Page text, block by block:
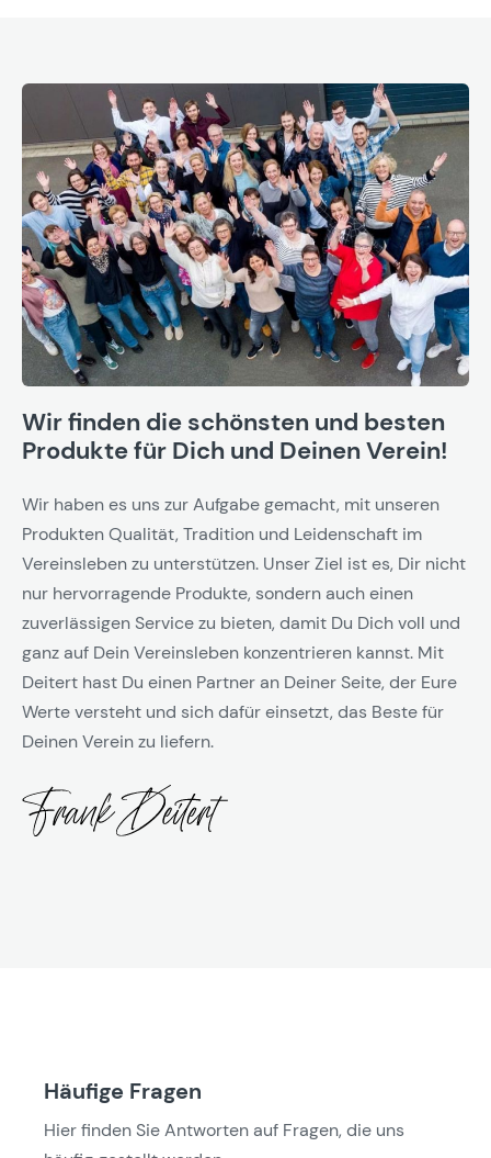
Wir finden die schönsten und besten
Produkte für Dich und Deinen Verein!
Wir haben es uns zur Aufgabe gemacht, mit unseren
Produkten Qualität, Tradition und Leidenschaft im
Vereinsleben zu unterstützen. Unser Ziel ist es, Dir nicht
nur hervorragende Produkte, sondern auch einen
zuverlässigen Service zu bieten, damit Du Dich voll und
ganz auf Dein Vereinsleben konzentrieren kannst. Mit
Deitert hast Du einen Partner an Deiner Seite, der Eure
Werte versteht und sich dafür einsetzt, das Beste für
Deinen Verein zu liefern.
Häufige Fragen
Hier finden Sie Antworten auf Fragen, die uns